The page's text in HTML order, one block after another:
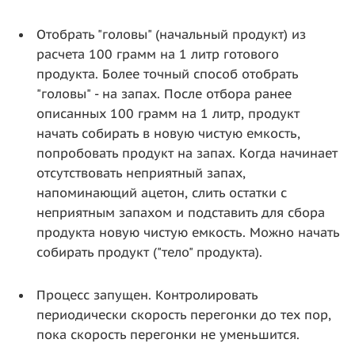
Отобрать "головы" (начальный продукт) из
расчета 100 грамм на 1 литр готового
продукта. Более точный способ отобрать
"головы" - на запах. После отбора ранее
описанных 100 грамм на 1 литр, продукт
начать собирать в новую чистую емкость,
попробовать продукт на запах. Когда начинает
отсутствовать неприятный запах,
напоминающий ацетон, слить остатки с
неприятным запахом и подставить для сбора
продукта новую чистую емкость. Можно начать
собирать продукт ("тело" продукта).
Процесс запущен. Контролировать
периодически скорость перегонки до тех пор,
пока скорость перегонки не уменьшится.